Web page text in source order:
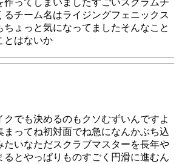
作ってしまいましたすごいスクラムチ
るチーム名はライジングフェニックス
ちょっと気になってましたそんなこと
とはないか
クでも決めるのもクソむずいんですよ
まってね初対面でね急になんかぶち込
たいなただスクラブマスターを長年や
るとやっぱりものすごく円滑に進むん